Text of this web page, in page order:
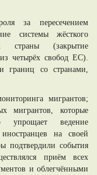
за пересечением
системы жёсткого
страны (закрытие
четырёх свобод ЕС).
границ со странами,
мигрантов;
мигрантов, которые
упрощает ведение
иностранцев на своей
подтвердили события
приём всех
и облегчёнными